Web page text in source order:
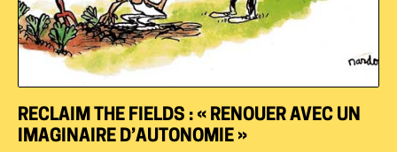
RECLAIM THE FIELDS : « RENOUER AVEC UN
IMAGINAIRE D’AUTONOMIE »